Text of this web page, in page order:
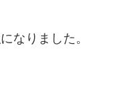
なりました。